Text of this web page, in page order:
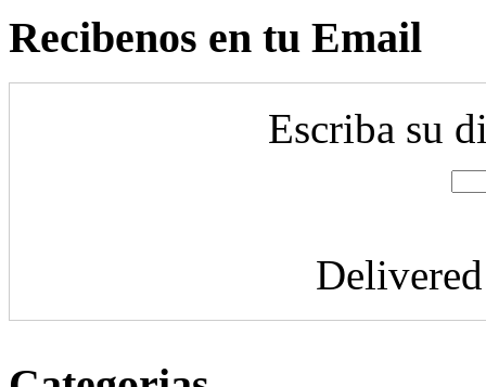
Recibenos en tu Email
Escriba su